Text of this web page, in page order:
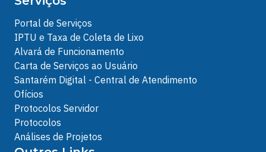
Portal de Serviços
IPTU e Taxa de Coleta de Lixo
Alvará de Funcionamento
Carta de Serviços ao Usuário
Santarém Digital - Central de Atendimento
Ofícios
Protocolos Servidor
Protocolos
Análises de Projetos